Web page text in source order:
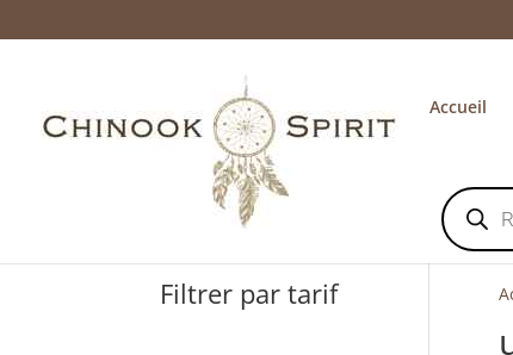
Accueil
de
produits
Filtrer par tarif